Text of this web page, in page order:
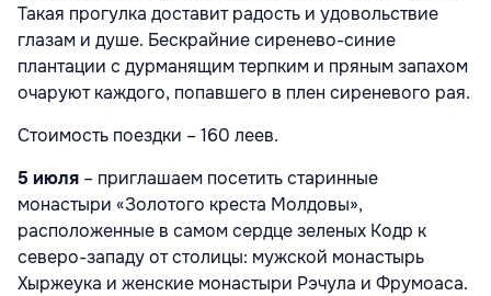
Такая прогулка доставит радость и удовольствие
глазам и душе. Бескрайние сиренево-синие
плантации с дурманящим терпким и пряным запахом
очаруют каждого, попавшего в плен сиреневого рая.
Стоимость поездки – 160 леев.
5 июля – приглашаем посетить старинные
монастыри «Золотого креста Молдовы»,
расположенные в самом сердце зеленых Кодр к
северо-западу от столицы: мужской монастырь
Хыржеука и женские монастыри Рэчула и Фрумоаса.